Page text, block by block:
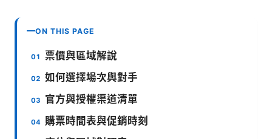
ON THIS PAGE
票價與區域解說
如何選擇場次與對手
官方與授權渠道清單
購票時間表與促銷時刻